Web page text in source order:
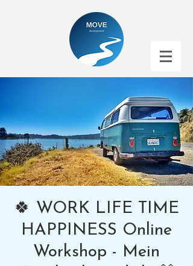
🍀 WORK LIFE TIME
HAPPINESS Online
Workshop - Mein